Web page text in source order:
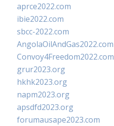
aprce2022.com
ibie2022.com
sbcc-2022.com
AngolaOilAndGas2022.com
Convoy4Freedom2022.com
grur2023.org
hkhk2023.org
napm2023.org
apsdfd2023.org
forumausape2023.com